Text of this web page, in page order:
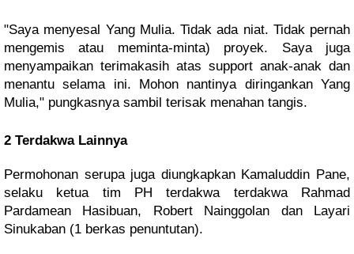
"Saya menyesal Yang Mulia. Tidak ada niat. Tidak pernah
mengemis atau meminta-minta) proyek. Saya juga
menyampaikan terimakasih atas support anak-anak dan
menantu selama ini. Mohon nantinya diringankan Yang
Mulia," pungkasnya sambil terisak menahan tangis.
2 Terdakwa Lainnya
Permohonan serupa juga diungkapkan Kamaluddin Pane,
selaku ketua tim PH terdakwa terdakwa Rahmad
Pardamean Hasibuan, Robert Nainggolan dan Layari
Sinukaban (1 berkas penuntutan).